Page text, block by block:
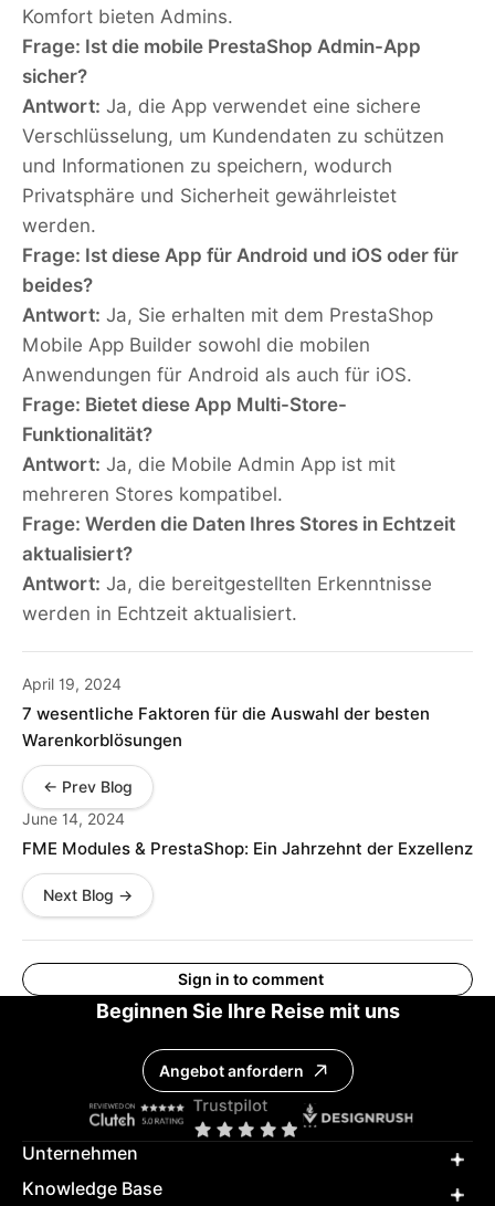
Komfort bieten Admins.
Frage: Ist die mobile PrestaShop Admin-App
sicher?
Antwort: Ja, die App verwendet eine sichere
Verschlüsselung, um Kundendaten zu schützen
und Informationen zu speichern, wodurch
Privatsphäre und Sicherheit gewährleistet
werden.
Frage: Ist diese App für Android und iOS oder für
beides?
Antwort: Ja, Sie erhalten mit dem PrestaShop
Mobile App Builder sowohl die mobilen
Anwendungen für Android als auch für iOS.
Frage: Bietet diese App Multi-Store-
Funktionalität?
Antwort: Ja, die Mobile Admin App ist mit
mehreren Stores kompatibel.
Frage: Werden die Daten Ihres Stores in Echtzeit
aktualisiert?
Antwort: Ja, die bereitgestellten Erkenntnisse
werden in Echtzeit aktualisiert.
April 19, 2024
7 wesentliche Faktoren für die Auswahl der besten
Warenkorblösungen
← Prev Blog
June 14, 2024
FME Modules & PrestaShop: Ein Jahrzehnt der Exzellenz
Next Blog →
Sign in to comment
Beginnen Sie Ihre Reise mit uns
Angebot anfordern
Unternehmen
Knowledge Base